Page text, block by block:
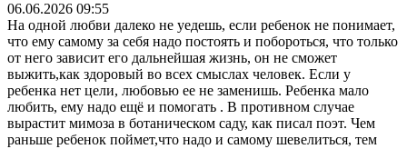
06.06.2026 09:55
На одной любви далеко не уедешь, если ребенок не понимает,
что ему самому за себя надо постоять и побороться, что только
от него зависит его дальнейшая жизнь, он не сможет
выжить,как здоровый во всех смыслах человек. Если у
ребенка нет цели, любовью ее не заменишь. Ребенка мало
любить, ему надо ещё и помогать . В противном случае
вырастит мимоза в ботаническом саду, как писал поэт. Чем
раньше ребенок поймет,что надо и самому шевелиться, тем